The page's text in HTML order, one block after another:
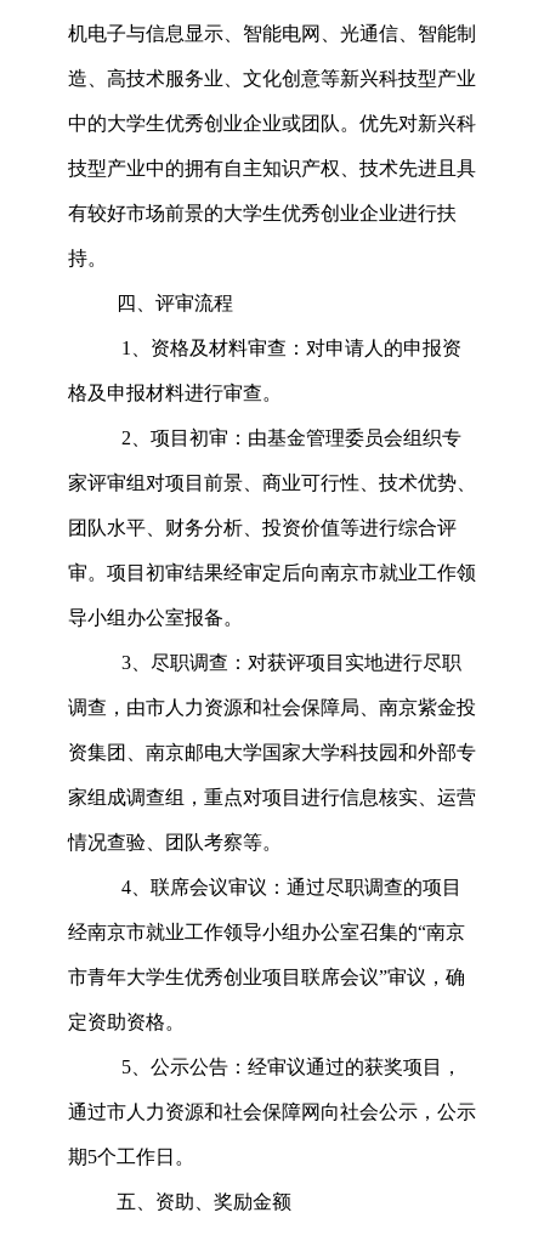
机电子与信息显示、智能电网、光通信、智能制
造、高技术服务业、文化创意等新兴科技型产业
中的大学生优秀创业企业或团队。优先对新兴科
技型产业中的拥有自主知识产权、技术先进且具
有较好市场前景的大学生优秀创业企业进行扶
持。
四、评审流程
1、资格及材料审查：对申请人的申报资
格及申报材料进行审查。
2、项目初审：由基金管理委员会组织专
家评审组对项目前景、商业可行性、技术优势、
团队水平、财务分析、投资价值等进行综合评
审。项目初审结果经审定后向南京市就业工作领
导小组办公室报备。
3、尽职调查：对获评项目实地进行尽职
调查，由市人力资源和社会保障局、南京紫金投
资集团、南京邮电大学国家大学科技园和外部专
家组成调查组，重点对项目进行信息核实、运营
情况查验、团队考察等。
4、联席会议审议：通过尽职调查的项目
经南京市就业工作领导小组办公室召集的“南京
市青年大学生优秀创业项目联席会议”审议，确
定资助资格。
5、公示公告：经审议通过的获奖项目，
通过市人力资源和社会保障网向社会公示，公示
期5个工作日。
五、资助、奖励金额